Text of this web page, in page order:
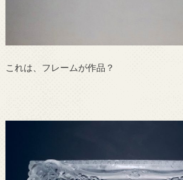
これは、フレームが作品？